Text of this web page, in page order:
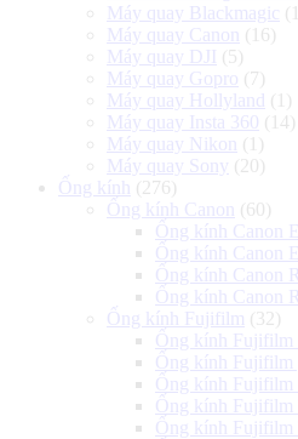
Máy quay Blackmagic
Máy quay Canon
(16)
Máy quay DJI (5)
Máy quay Gopro (7)
Máy quay Hollyland
(1)
Máy quay Insta 360 (14)
Máy quay Nikon
(1)
Máy quay Sony (20)
Ống kính
(276)
Ống kính Canon
(60)
Ống kính Canon
Ống kính Canon
Ống kính Canon
Ống kính Canon
Ống kính Fujifilm (32)
Ống kính Fujifilm
Ống kính Fujifilm
Ống kính Fujifilm
Ống kính Fujifilm
Ống kính Fujifilm